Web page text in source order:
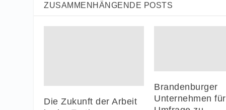
ZUSAMMENHÄNGENDE POSTS
Die Zukunft der Arbeit
Brandenburger
Unternehmen für